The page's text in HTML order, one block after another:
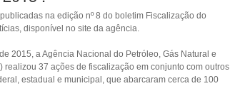
na edição nº 8 do boletim Fiscalização do
disponível no site da agência.
2015, a Agência Nacional do Petróleo, Gás Natural e
realizou 37 ações de fiscalização em conjunto com outros
estadual e municipal, que abarcaram cerca de 100